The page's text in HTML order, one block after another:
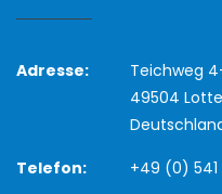
Adresse:
Teichweg
49504
Telefon:
+49 (0)